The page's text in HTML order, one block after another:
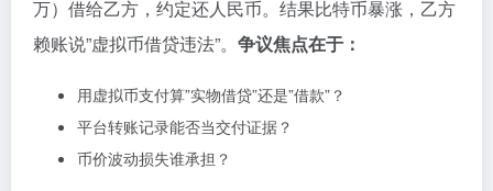
万）借给乙方，约定还人民币。结果比特币暴涨，乙方
赖账说”虚拟币借贷违法”。 争议焦点在于：
用虚拟币支付算”实物借贷”还是”借款”？
平台转账记录能否当交付证据？
币价波动损失谁承担？